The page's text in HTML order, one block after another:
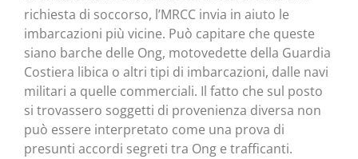
richiesta di soccorso, l’MRCC invia in aiuto le
imbarcazioni più vicine. Può capitare che queste
siano barche delle Ong, motovedette della Guardia
Costiera libica o altri tipi di imbarcazioni, dalle navi
militari a quelle commerciali. Il fatto che sul posto
si trovassero soggetti di provenienza diversa non
può essere interpretato come una prova di
presunti accordi segreti tra Ong e trafficanti.